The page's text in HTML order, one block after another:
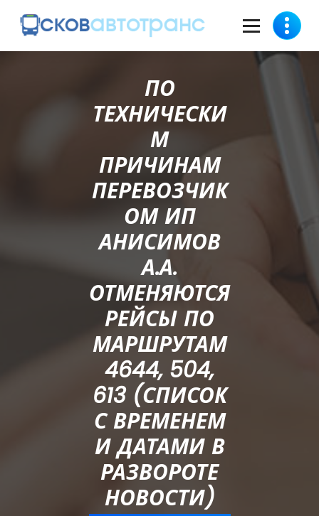
ПО
ТЕХНИЧЕСКИ
М
ПРИЧИНАМ
ПЕРЕВОЗЧИК
ОМ ИП
АНИСИМОВ
А.А.
ОТМЕНЯЮТСЯ
РЕЙСЫ ПО
МАРШРУТАМ
4644, 504,
613 (СПИСОК
С ВРЕМЕНЕМ
И ДАТАМИ В
РАЗВОРОТЕ
НОВОСТИ)